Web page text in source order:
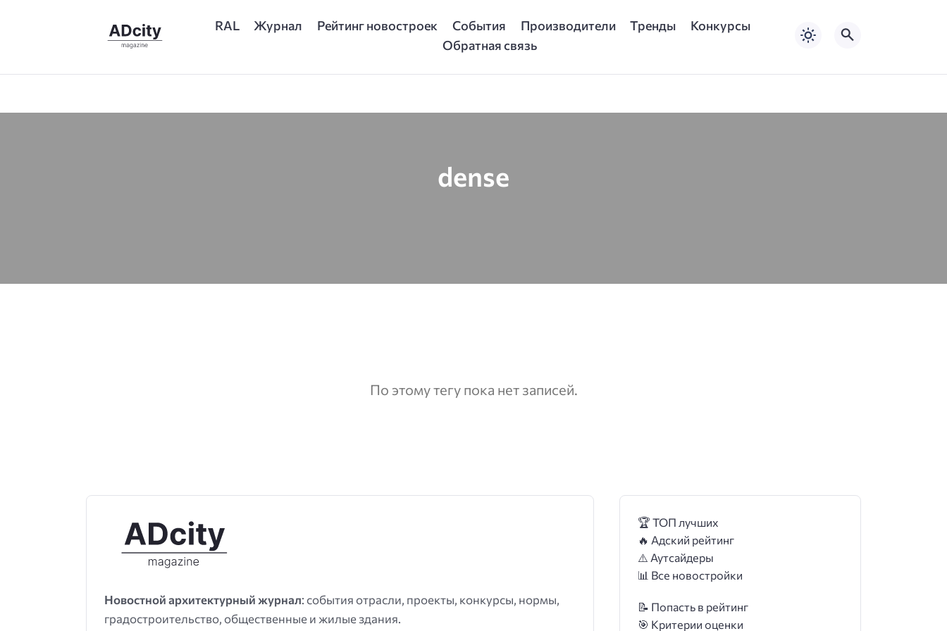
RAL Журнал Рейтинг новостроек События Производители Тренды
Конкурсы
Обратная связь
dense
По этому тегу пока нет записей.
Новостной архитектурный журнал: события отрасли, проекты, конкурсы, нормы,
градостроительство, общественные и жилые здания.
🏆 ТОП лучших
🔥 Адский рейтинг
⚠️ Аутсайдеры
📊 Все новостройки
📝 Попасть в рейтинг
🎯 Критерии оценки